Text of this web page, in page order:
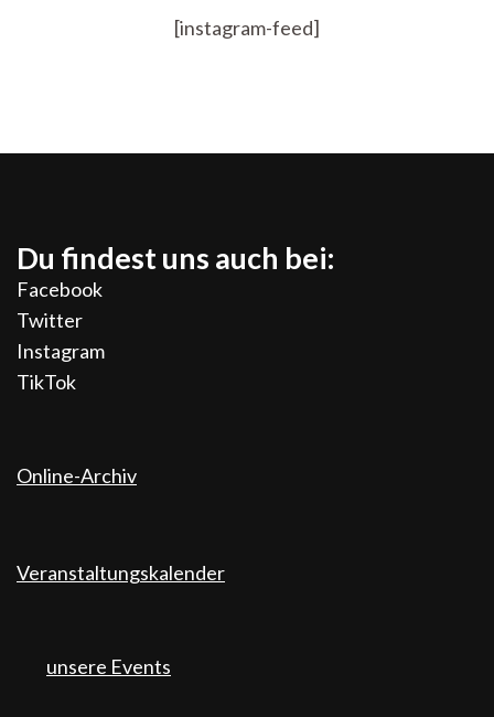
[instagram-feed]
Du findest uns auch bei:
Facebook
Twitter
Instagram
TikTok
Online-Archiv
Veranstaltungskalender
unsere Events